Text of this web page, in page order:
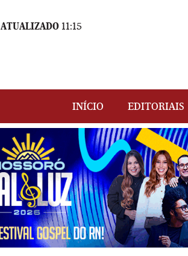
ATUALIZADO 11:15
INÍCIO EDITORIAIS